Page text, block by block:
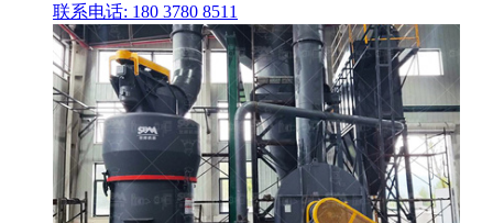
联系电话: 180 3780 8511